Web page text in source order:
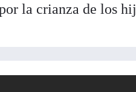
la crianza de los